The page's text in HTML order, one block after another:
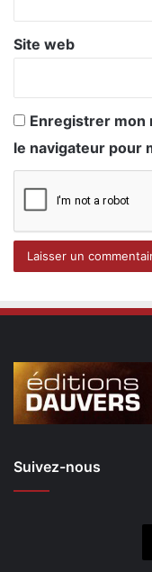
Site web
Enregistrer mon
le navigateur pour
Suivez-nous